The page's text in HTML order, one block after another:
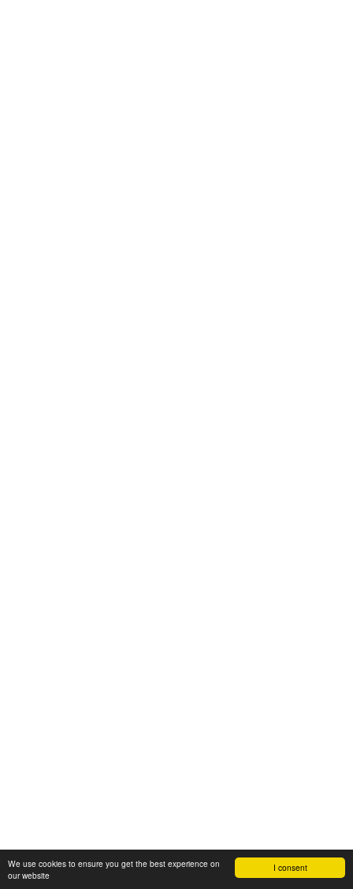
I consent
We use cookies to ensure you get the best experience on
our website